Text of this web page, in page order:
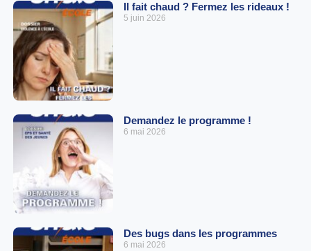
Il fait chaud ? Fermez les rideaux !
5 juin 2026
Demandez le programme !
6 mai 2026
Des bugs dans les programmes
6 mai 2026